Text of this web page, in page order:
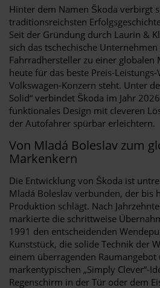
Hinter dem Namen Škoda verbirgt
traditionsreichsten
Seit der Gründung durch Laurin &
sich das tschechische
Fahrradhersteller zu einer globalen
heute für das beste Preis-
Volkswagen-Konzern steht. Unter
Solid“ verbindet Škoda im Jahr
funktionales Design mit cleveren
der Autofahrer spürbar erleichtern.
Von Mladá Boleslav zum
Markenkern
Die Entwicklung von Škoda ist
Mladá Boleslav verbunden, der bis
Produktion schlägt. Nach
markierte die schrittweise
1991 den entscheidenden
Kunststück, die solide Technik der
einem überragenden Raumangebot
markentypischen „Simply Clever“-
Regenschirm in der Tür oder dem